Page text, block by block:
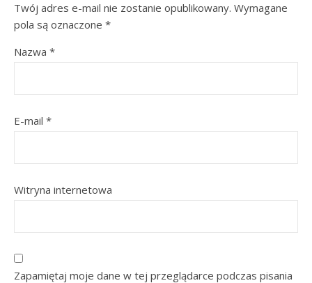
Twój adres e-mail nie zostanie opublikowany. Wymagane
pola są oznaczone *
Nazwa *
E-mail *
Witryna internetowa
Zapamiętaj moje dane w tej przeglądarce podczas pisania